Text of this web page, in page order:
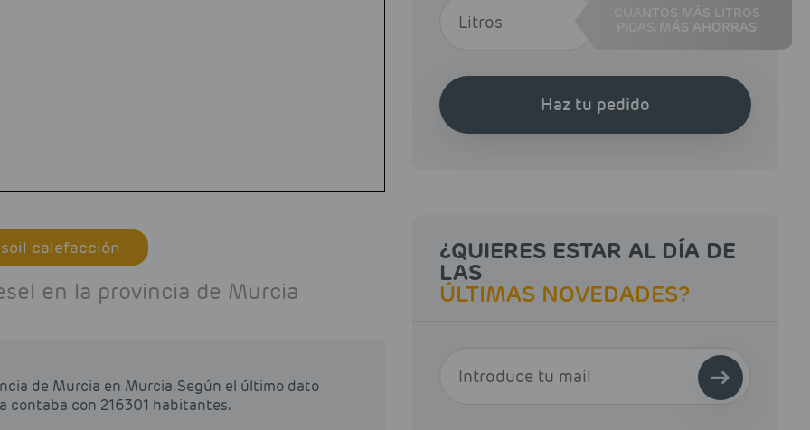
calefacción
en la provincia de Murcia
de Murcia en Murcia. Según el último dato
contaba con 216301 habitantes.
CUANTOS MÁS LITROS
MÁS AHORRAS
Haz tu pedido
¿QUIERES ESTAR AL DÍA DE
LAS
ÚLTIMAS NOVEDADES?